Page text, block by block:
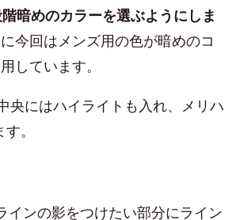
暗めのカラーを選ぶようにしま
今回はメンズ用の色が暗めのコ
しています。
央にはハイライトも入れ、メリハ
。
インの影をつけたい部分にライン